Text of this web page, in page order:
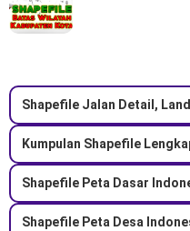
Shapefile Jalan Detail,
Kumpulan Shapefile
Shapefile Peta Dasar
Shapefile Peta Desa